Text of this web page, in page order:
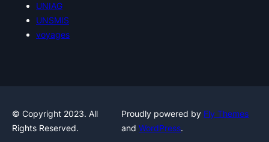
UNIAG
UNSMIS
voyages
© Copyright 2023. All
Rights Reserved.
Proudly powered by Fly Themes
andWordPress.